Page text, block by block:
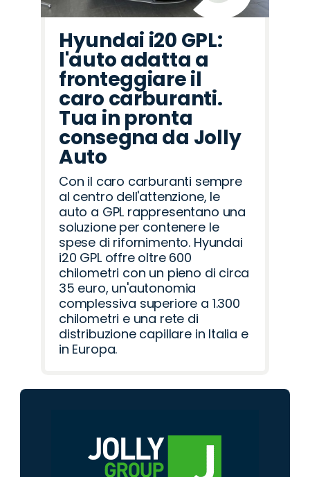
Hyundai i20 GPL:
l'auto adatta a
fronteggiare il
caro carburanti.
Tua in pronta
consegna da Jolly
Auto
Con il caro carburanti sempre
al centro dell'attenzione, le
auto a GPL rappresentano una
soluzione per contenere le
spese di rifornimento. Hyundai
i20 GPL offre oltre 600
chilometri con un pieno di circa
35 euro, un'autonomia
complessiva superiore a 1.300
chilometri e una rete di
distribuzione capillare in Italia e
in Europa.